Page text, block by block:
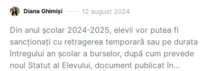
Diana Ghimiși 12 august 2024
Din anul școlar 2024-2025, elevii vor putea fi
sancționați cu retragerea temporară sau pe durata
întregului an școlar a burselor, după cum prevede
noul Statut al Elevului, document publicat în…